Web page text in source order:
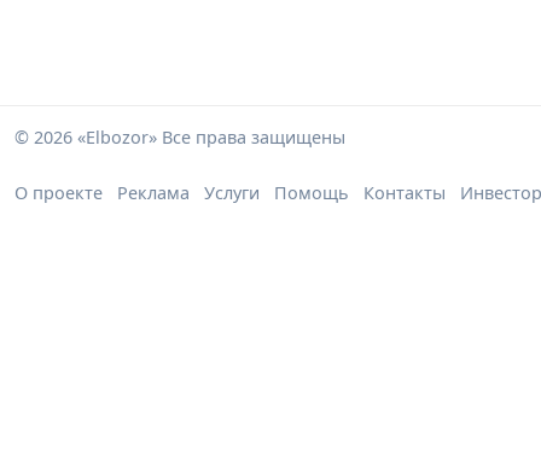
© 2026 «Elbozor» Все права защищены
О проекте Реклама Услуги Помощь Контакты